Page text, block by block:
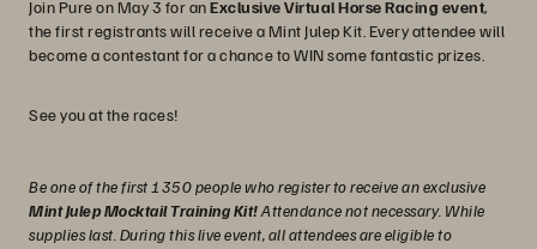
Join Pure on May 3 for anExclusive Virtual Horse Racing event,
the first registrants will receive a Mint Julep Kit. Every attendee will
become a contestant for a chance to WIN some fantastic prizes.
See you at the races!
Be one of the first 1350 people who register to receive an exclusive
Mint Julep Mocktail Training Kit!Attendance not necessary. While
supplies last. During this live event, all attendees are eligible to